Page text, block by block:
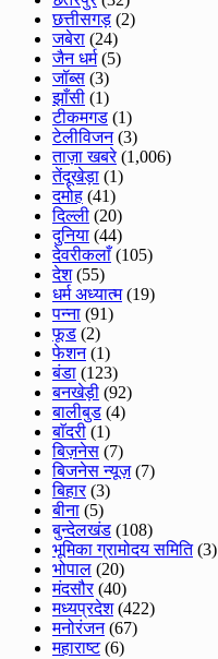
छत्तीसगड़ (2)
जबेरा (24)
जैन धर्म(5)
जॉब्स (3)
झाँसी (1)
टीकमगड (1)
टेलीविजन(3)
ताज़ा खबरे(1,006)
तेंदूखेड़ा (1)
दमोह (41)
दिल्ली (20)
दुनिया (44)
देवरीकलाँ(105)
देश(55)
धर्म अध्यात्म(19)
पन्ना (91)
फूड (2)
फेशन(1)
बंडा (123)
बनखेड़ी (92)
बालीबुड (4)
बाॅदरी (1)
बिज़नेस (7)
बिजनेस न्यूज़(7)
बिहार(3)
बीना (5)
बुन्देलखंड (108)
भूमिका ग्रामोदय समिति(3)
भोपाल (20)
मंदसौर(40)
मध्यप्रदेश(422)
मनोरंजन(67)
महाराष्ट(6)